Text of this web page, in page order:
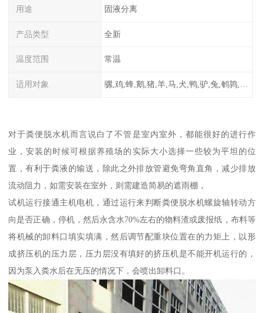
用途 固液分离
产品类型 全新
温度范围 常温
适用对象 骡,鸡,蜂,鹅,猪,羊,马,犬,鸭,驴,兔,鹌鹑,牛,鸽
对于粪便脱水机而言说白了不管是室内室外，都能很好的进行作
业，安装的时候可根据养殖场的实际大小选择一些较为平坦的位
置，有利于粪液的输送，除此之外排放管避免弯角直角，减少排放
流动阻力，如需安装在室外，则需建造简易的遮雨棚，
试机运行接通主机电机，通过运行来判断粪便脱水机螺旋轴转动方
向是否正确，停机，然后永含水70%左右的物料渣或废报纸，布料等
将机械的卸料口填实填满，然后调节配重块位置在的力矩上，以形
成挤压机的压力层，压力层没有填好的挤压机是不能开机运行的，
因为泵入粪水后在无压的情况下，会喷出卸料口。